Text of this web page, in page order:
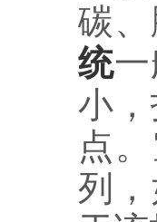
碳
统
小
点
列